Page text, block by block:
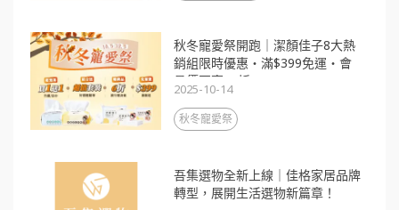
秋冬寵愛祭開跑｜潔顏佳子8大熱
銷組限時優惠・滿$399免運・會
員價再享88折
2025-10-14
秋冬寵愛祭
吾集選物全新上線｜佳格家居品牌
轉型，展開生活選物新篇章！